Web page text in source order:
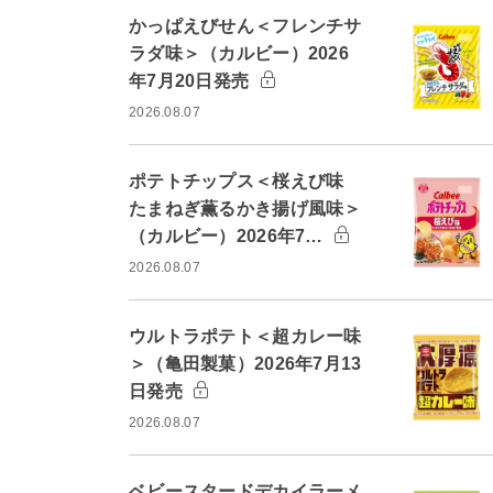
かっぱえびせん＜フレンチサ
ラダ味＞（カルビー）2026
年7月20日発売
2026.08.07
ポテトチップス＜桜えび味
たまねぎ薫るかき揚げ風味＞
（カルビー）2026年7…
2026.08.07
ウルトラポテト＜超カレー味
＞（亀田製菓）2026年7月13
日発売
2026.08.07